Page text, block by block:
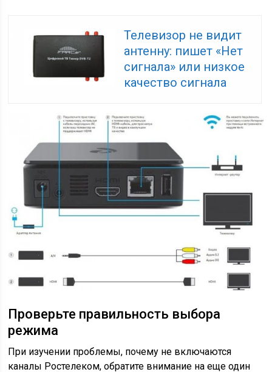
Телевизор не видит
антенну: пишет «Нет
сигнала» или низкое
качество сигнала
Проверьте правильность выбора
режима
При изучении проблемы, почему не включаются
каналы Ростелеком, обратите внимание на еще один